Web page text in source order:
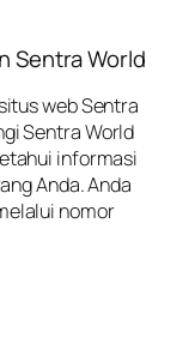
Sentra World
web Sentra
Sentra World
informasi
Anda. Anda
nomor